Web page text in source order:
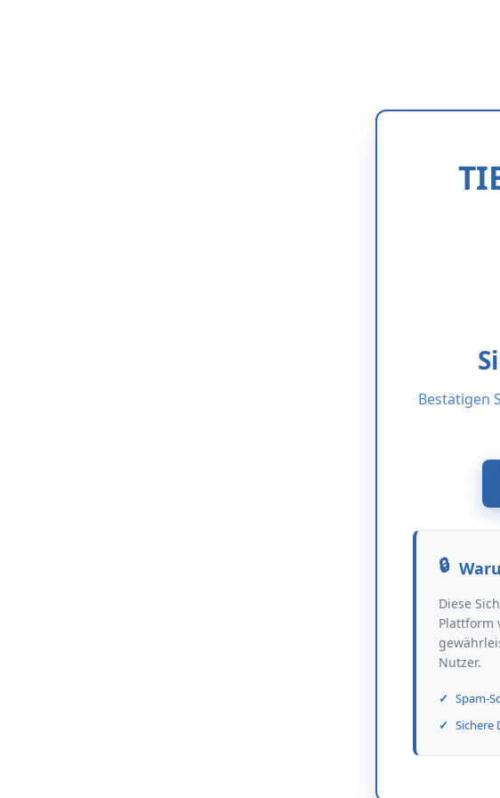
Bestätigen
Diese
Plattform
Nutzer.
Spam-
Sichere